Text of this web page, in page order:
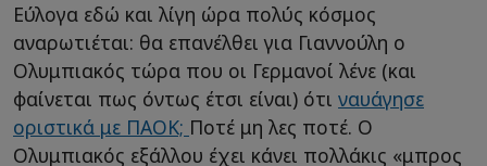
Εύλογα εδώ και λίγη ώρα πολύς κόσμος
αναρωτιέται: θα επανέλθει για Γιαννούλη ο
Ολυμπιακός τώρα που οι Γερμανοί λένε (και
φαίνεται πως όντως έτσι είναι) ότι ναυάγησε
οριστικά με ΠΑΟΚ; Ποτέ μη λες ποτέ. Ο
Ολυμπιακός εξάλλου έχει κάνει πολλάκις «μπρος